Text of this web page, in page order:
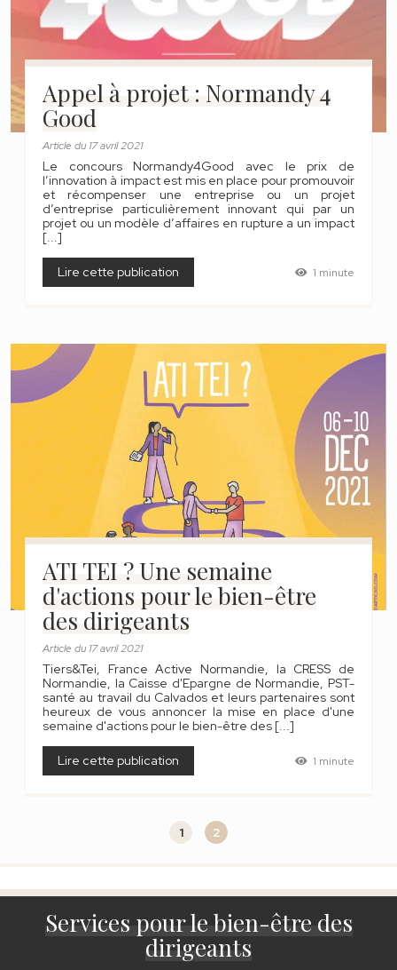
Appel à projet : Normandy 4
Good
Article du17 avril 2021
Le concours Normandy4Good avec le prix de
l’innovation à impact est mis en place pour promouvoir
et récompenser une entreprise ou un projet
d’entreprise particulièrement innovant qui par un
projet ou un modèle d’affaires en rupture a un impact
[...]
Lire cette publication 1 minute
ATI TEI ? Une semaine
d'actions pour le bien-être
des dirigeants
Article du17 avril 2021
Tiers&Tei, France Active Normandie, la CRESS de
Normandie, la Caisse d'Epargne de Normandie, PST-
santé au travail du Calvados et leurs partenaires sont
heureux de vous annoncer la mise en place d'une
semaine d'actions pour le bien-être des [...]
Lire cette publication 1 minute
1 2
Services pour le bien-être des
dirigeants